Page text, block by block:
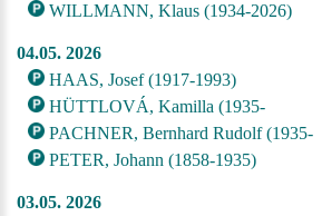
WILLMANN, Klaus (1934-2026)
04.05. 2026
HAAS, Josef (1917-1993)
HÜTTLOVÁ, Kamilla (1935-
PACHNER, Bernhard Rudolf (1935-
PETER, Johann (1858-1935)
03.05. 2026